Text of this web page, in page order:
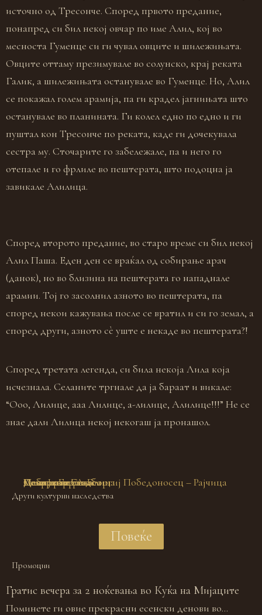
источно од Тресонче. Според првото предание,
понапред си бил некој овчар по име Алил, кој во
месноста Гуменце си ги чувал овците и шилежињата.
Овците оттаму презимувале во солунско, крај реката
Галик, а шилежињата останувале во Гуменце. Но, Алил
се покажал голем арамија, па ги крадел јагнињата што
останувале во планината. Ги колел едно по едно и ги
пуштал кон Тресонче по реката, каде ги дочекувала
сестра му. Сточарите го забележале, па и него го
отепале и го фрлиле во пештерата, што подоцна ја
завикале Алилица.
Според второто предание, во старо време си бил некој
Алил Паша. Еден ден се враќал од собирање арач
(данок), но во близина на пештерата го нападнале
арамии. Тој го засолнил азното во пештерата, па
според некои кажувања после се вратил и си го земал, а
според други, азното сѐ уште е некаде во пештерата?!
Според третата легенда, си била некоја Лила која
исчезнала. Селаните тргнале да ја бараат и викале:
“Ооо, Лилице, ааа Лилице, а-лилице, Алилице!!!” Не се
знае дали Лилица некој некогаш ја пронашол.
Други културни наследства
Дебарски Бањи
Селото Гари
Маврово и река
Манастир Св. Георгиј Победоносец – Рајчица
Село Јанче
Галичката свадба
Пештерата Алилица
Повеќе
Промоции
Гратис вечера за 2 ноќевања во Куќа на Мијаците
Поминете ги овие прекрасни есенски денови во...